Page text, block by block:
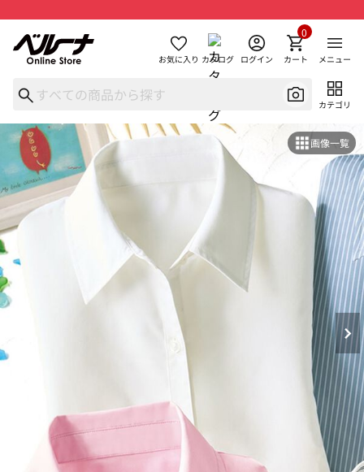
お気に入り カタログ ログイン カート
0
メニュー
カテゴリ
画像一覧